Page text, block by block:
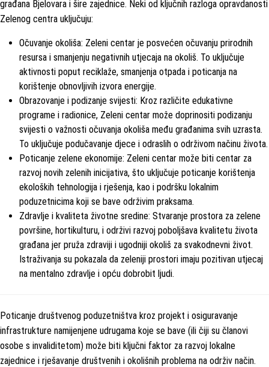
građana Bjelovara i šire zajednice. Neki od ključnih razloga opravdanosti
Zelenog centra uključuju:
Očuvanje okoliša: Zeleni centar je posvećen očuvanju prirodnih
resursa i smanjenju negativnih utjecaja na okoliš. To uključuje
aktivnosti poput reciklaže, smanjenja otpada i poticanja na
korištenje obnovljivih izvora energije.
Obrazovanje i podizanje svijesti: Kroz različite edukativne
programe i radionice, Zeleni centar može doprinositi podizanju
svijesti o važnosti očuvanja okoliša među građanima svih uzrasta.
To uključuje podučavanje djece i odraslih o održivom načinu života.
Poticanje zelene ekonomije: Zeleni centar može biti centar za
razvoj novih zelenih inicijativa, što uključuje poticanje korištenja
ekoloških tehnologija i rješenja, kao i podršku lokalnim
poduzetnicima koji se bave održivim praksama.
Zdravlje i kvaliteta životne sredine: Stvaranje prostora za zelene
površine, hortikulturu, i održivi razvoj poboljšava kvalitetu života
građana jer pruža zdraviji i ugodniji okoliš za svakodnevni život.
Istraživanja su pokazala da zeleniji prostori imaju pozitivan utjecaj
na mentalno zdravlje i opću dobrobit ljudi.
Poticanje društvenog poduzetništva kroz projekt i osiguravanje
infrastrukture namijenjene udrugama koje se bave (ili čiji su članovi
osobe s invaliditetom) može biti ključni faktor za razvoj lokalne
zajednice i rješavanje društvenih i okolišnih problema na održiv način.